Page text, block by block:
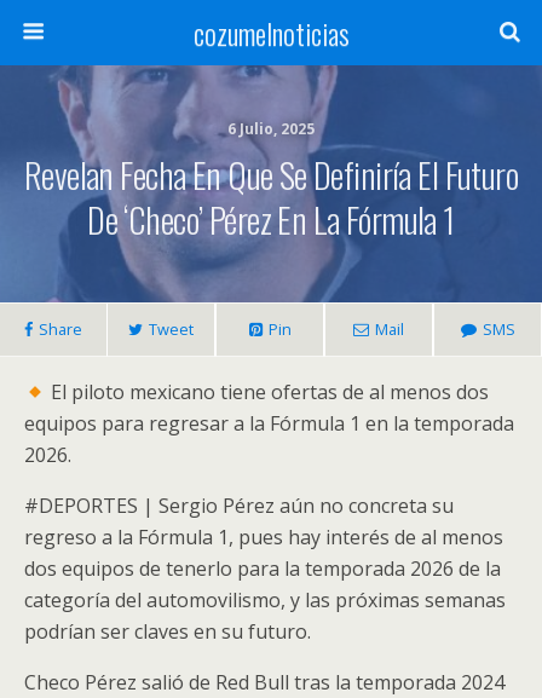
cozumelnoticias
6 Julio, 2025
Revelan Fecha En Que Se Definiría El Futuro
De ‘Checo’ Pérez En La Fórmula 1
Share Tweet Pin Mail SMS
El piloto mexicano tiene ofertas de al menos dos
equipos para regresar a la Fórmula 1 en la temporada
2026.
#DEPORTES | Sergio Pérez aún no concreta su
regreso a la Fórmula 1, pues hay interés de al menos
dos equipos de tenerlo para la temporada 2026 de la
categoría del automovilismo, y las próximas semanas
podrían ser claves en su futuro.
Checo Pérez salió de Red Bull tras la temporada 2024